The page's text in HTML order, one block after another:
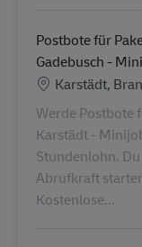
Postbote für
Gadebusch -
Localização
Karstädt,
Werde Postbote
Karstädt -
Stundenlohn.
Abrufkraft
Kostenlose...